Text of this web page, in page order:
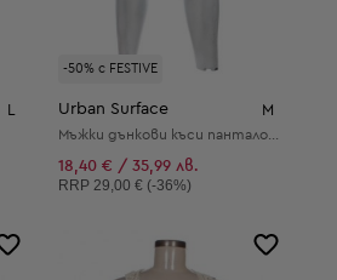
-50% с FESTIVE
Urban Surface M
Мъжки дънкови къси панталони
18,40 € / 35,99 лв.
Препоръчителна цена:
RRP 29,00 € (-36%)